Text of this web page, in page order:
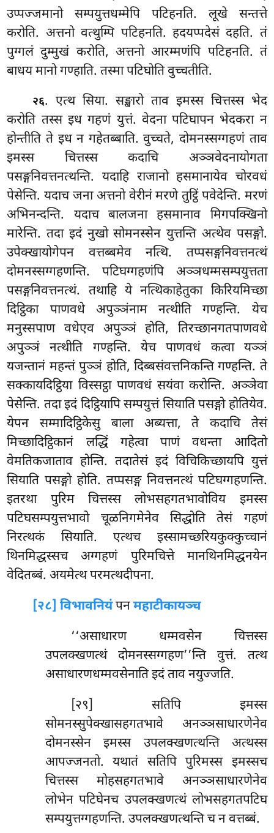
उप्पज्जमानोसम्पयुत्तधम्मेपि पटिहनति. लूखे सन्तत्ते
करोति. अत्तनो वत्थुम्पि पटिहनति. हदयप्पदेसं दहति. तं
पुग्गलं दुम्मुखं करोति, अत्तनो आरम्मणंपि पटिहनति. तं
बाधय मानो गण्हाति. तस्मा पटिघोति वुच्चतीति.
२६. एत्थ सिया. सङ्खारो ताव इमस्स चित्तस्स भेद
करोति तस्स इध गहणं युत्तं. वेदना पटिघापन भेदकरा न
होन्तीति ते इध न गहेतब्बाति. वुच्चते, दोमनस्सग्गहणं ताव
इमस्स चित्तस्स कदाचि अञ्ञवेदनायोगता
पसङ्गनिवत्तनत्थन्ति. यदाहि राजानो हसमानायेव चोरवधं
पेसेन्ति. यदाच जना अत्तनो वेरीनं मरणे तुट्ठिं पवेदेन्ति. मरणं
अभिनन्दन्ति. यदाच बालजना हसमानाव मिगपक्खिनो
मारेन्ति. तदा इदं नुखो सोमनस्सेन युत्तन्ति अत्थेव पसङ्गो.
उपेक्खायोगेपन वत्तब्बमेव नत्थि. तप्पसङ्गनिवत्तनत्थं
दोमनस्सग्गहणन्ति. पटिघग्गहणंपि अञ्ञधम्मसम्पयुत्तता
पसङ्गनिवत्तनत्थं. तथाहि ये नत्थिकाहेतुका किरियमिच्छा
दिट्ठिका पाणवधे अपुञ्ञंनाम नत्थीति गण्हन्ति. येच
मनुस्सपाण वधेएव अपुञ्ञं होति, तिरच्छानगतपाणवधे
अपुञ्ञं नत्थीति गण्हन्ति. येच पाणवधं कत्वा यञ्ञं
यजन्तानं महन्तं पुञ्ञं होति, दिब्बसंवत्तनिकन्ति गण्हन्ति. ते
सक्कायदिट्ठिया विस्सट्ठा पाणवधं सयंवा करोन्ति. अञ्ञेवा
पेसेन्ति. तदा इदं दिट्ठियापि सम्पयुत्तं सियाति पसङ्गो होतियेव.
येपन सम्मादिट्ठिकेसु बाला अब्यत्ता, ते कदाचि तेसं
मिच्छादिट्ठिकानं लद्धिं गहेत्वा पाणं वधन्ता आदितो
वेमतिकजाताव होन्ति. तदातेसं इदं विचिकिच्छायपि युत्तं
सियाति पसङ्गो होति. तप्पसङ्ग निवत्तनत्थं पटिघग्गहणन्ति.
इतरथा पुरिम चित्तस्स लोभसहगतभावोविय इमस्स
पटिघसम्पयुत्तभावो चूळनिगमेनेव सिद्धोति तेसं गहणं
निरत्थकं सियाति. एत्थच इस्सामच्छरियकुक्कुच्चानं
थिनमिद्धस्सच अग्गहणं पुरिमचित्ते मानथिनमिद्धनयेन
वेदितब्बं. अयमेत्थ परमत्थदीपना.
[२८] विभावनियंपनमहाटीकायञ्च
‘‘असाधारण धम्मवसेन चित्तस्स
उपलक्खणत्थं दोमनस्सग्गहण’’न्ति वुत्तं. तत्थ
असाधारणधम्मवसेनाति इदं ताव नयुज्जति.
[२९] सतिपि इमस्स
सोमनस्सुपेक्खासहगतभावे अनञ्ञसाधारणेनेव
दोमनस्सेन इमस्स उपलक्खणत्थन्ति अत्थस्स
आपज्जनतो. यथातं सतिपि पुरिमस्स इमस्सच
चित्तस्स मोहसहगतभावे अनञ्ञसाधारणेनेव
लोभेन पटिघेनच उपलक्खणत्थं लोभसहगतपटिघ
सम्पयुत्तग्गहणन्ति. उपलक्खणत्थन्ति च न वत्तब्बं.